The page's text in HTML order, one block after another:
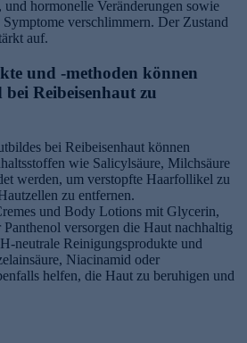
hormonelle Veränderungen sowie
verschlimmern. Der Zustand
auf.
und -methoden können
Reibeisenhaut zu
bei Reibeisenhaut können
wie Salicylsäure, Milchsäure
werden, um verstopfte Haarfollikel zu
zu entfernen.
und Body Lotions mit Glycerin,
versorgen die Haut nachhaltig
neutrale Reinigungsprodukte und
Niacinamid oder
helfen, die Haut zu beruhigen und